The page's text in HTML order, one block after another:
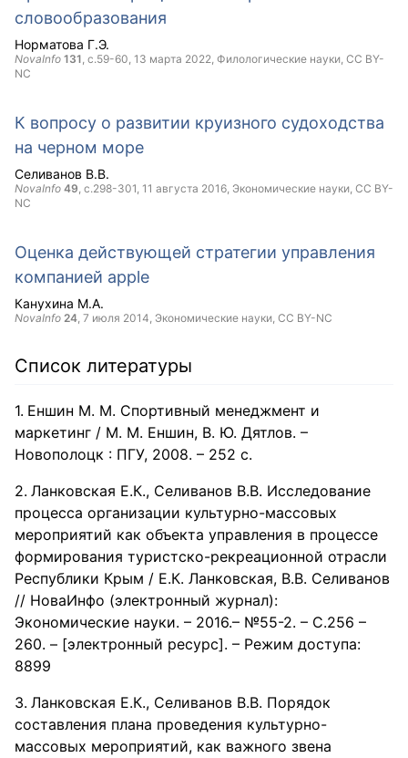
словообразования
Норматова Г.Э.
NovaInfo 131, с.59-60, 13 марта 2022, Филологические науки, CC BY-
NC
К вопросу о развитии круизного судоходства
на черном море
Селиванов В.В.
NovaInfo 49, с.298-301, 11 августа 2016, Экономические науки, CC BY-
NC
Оценка действующей стратегии управления
компанией apple
Канухина М.А.
NovaInfo 24, 7 июля 2014, Экономические науки, CC BY-NC
Список литературы
Еншин М. М. Спортивный менеджмент и
маркетинг / М. М. Еншин, В. Ю. Дятлов. –
Новополоцк : ПГУ, 2008. – 252 с.
Ланковская Е.К., Селиванов В.В. Исследование
процесса организации культурно-массовых
мероприятий как объекта управления в процессе
формирования туристско-рекреационной отрасли
Республики Крым / Е.К. Ланковская, В.В. Селиванов
// НоваИнфо (электронный журнал):
Экономические науки. – 2016.– №55-2. – С.256 –
260. – [электронный ресурс]. – Режим доступа:
8899
Ланковская Е.К., Селиванов В.В. Порядок
составления плана проведения культурно-
массовых мероприятий, как важного звена